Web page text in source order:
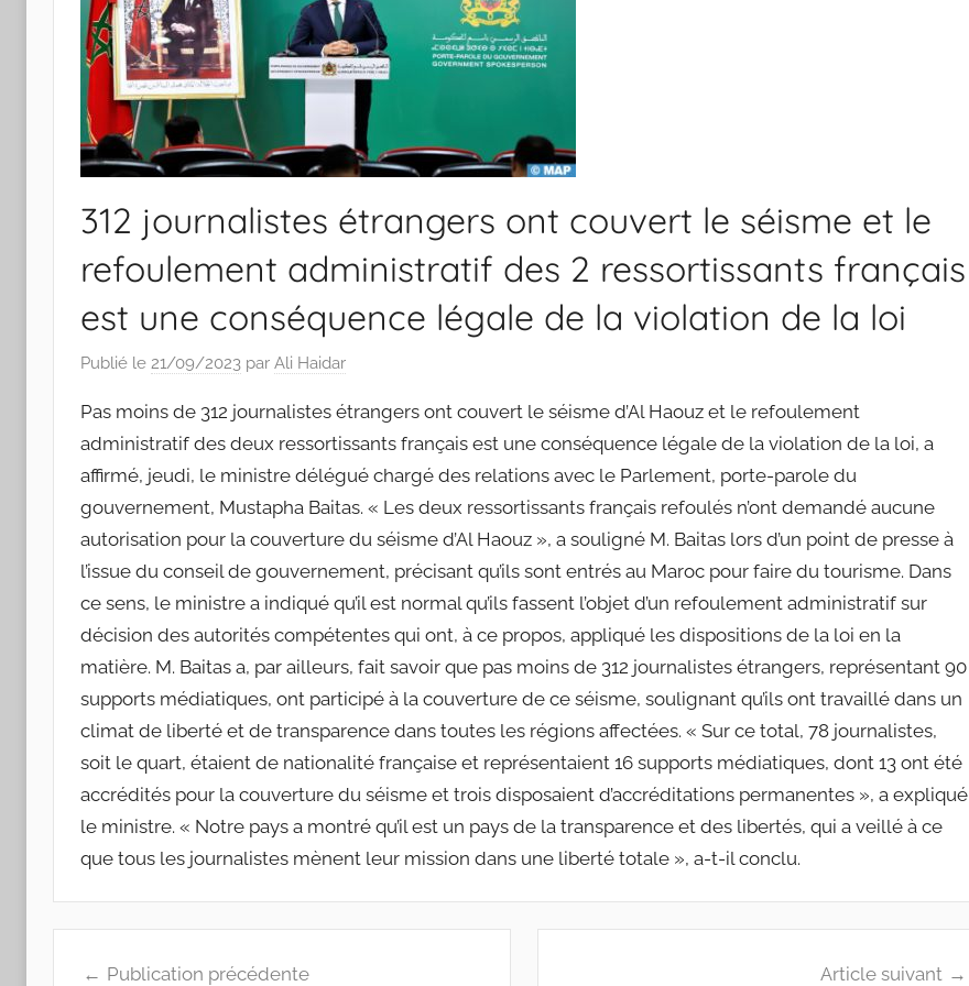
312 journalistes étrangers ont couvert le séisme et le
refoulement administratif des 2 ressortissants français
est une conséquence légale de la violation de la loi
Publié le 21/09/2023 par Ali Haidar
Pas moins de 312 journalistes étrangers ont couvert le séisme d’Al Haouz et le refoulement
administratif des deux ressortissants français est une conséquence légale de la violation de la loi, a
affirmé, jeudi, le ministre délégué chargé des relations avec le Parlement, porte-parole du
gouvernement, Mustapha Baitas. « Les deux ressortissants français refoulés n’ont demandé aucune
autorisation pour la couverture du séisme d’Al Haouz », a souligné M. Baitas lors d’un point de presse à
l’issue du conseil de gouvernement, précisant qu’ils sont entrés au Maroc pour faire du tourisme. Dans
ce sens, le ministre a indiqué qu’il est normal qu’ils fassent l’objet d’un refoulement administratif sur
décision des autorités compétentes qui ont, à ce propos, appliqué les dispositions de la loi en la
matière. M. Baitas a, par ailleurs, fait savoir que pas moins de 312 journalistes étrangers, représentant 90
supports médiatiques, ont participé à la couverture de ce séisme, soulignant qu’ils ont travaillé dans un
climat de liberté et de transparence dans toutes les régions affectées. « Sur ce total, 78 journalistes,
soit le quart, étaient de nationalité française et représentaient 16 supports médiatiques, dont 13 ont été
accrédités pour la couverture du séisme et trois disposaient d’accréditations permanentes », a expliqué
le ministre. « Notre pays a montré qu’il est un pays de la transparence et des libertés, qui a veillé à ce
que tous les journalistes mènent leur mission dans une liberté totale », a-t-il conclu.
Publication précédente Article suivant